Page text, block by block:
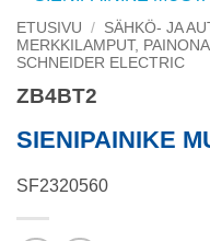
ETUSIVU / SÄHKÖ- JA
MERKKILAMPUT,
SCHNEIDER ELECTRIC
ZB4BT2
SIENIPAINIKE
SF2320560